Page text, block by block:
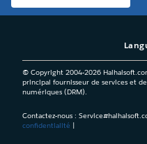
© Copyright 2004-2026
principal fournisseur de services et
numériques (DRM).
Contactez-nous :
confidentialité |